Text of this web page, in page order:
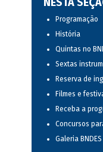
NESTA
Programação
História
Quintas no
Sextas
Reserva de
Filmes e
Receba a
Concursos
Galeria BNDES